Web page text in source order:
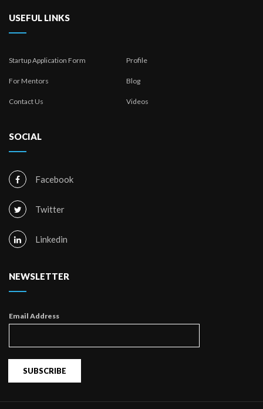
USEFUL LINKS
Startup Application Form Profile
For Mentors Blog
Contact Us Videos
SOCIAL
Facebook
Twitter
Linkedin
NEWSLETTER
Email Address